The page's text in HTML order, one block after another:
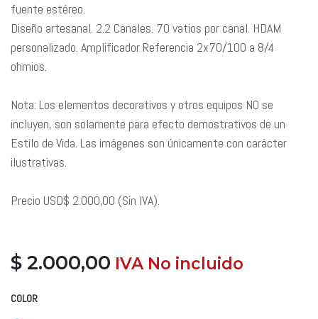
fuente estéreo.
Diseño artesanal. 2.2 Canales. 70 vatios por canal. HDAM
personalizado. Amplificador Referencia 2x70/100 a 8/4
ohmios.
Nota: Los elementos decorativos y otros equipos NO se
incluyen, son solamente para efecto demostrativos de un
Estilo de Vida. Las imágenes son únicamente con carácter
ilustrativas.
Precio USD$ 2.000,00 (Sin IVA).
$ 2.000,00 ​ IVA No incluido
COLOR